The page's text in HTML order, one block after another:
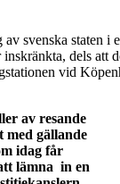
svenska staten i
dels att
vid
av resande
gällande
idag får
lämna in en